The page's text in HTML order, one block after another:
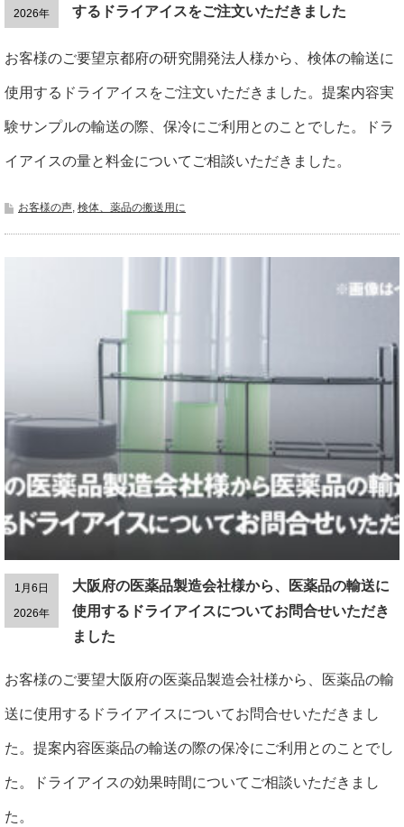
2026年
するドライアイスをご注文いただきました
お客様のご要望京都府の研究開発法人様から、検体の輸送に
使用するドライアイスをご注文いただきました。提案内容実
験サンプルの輸送の際、保冷にご利用とのことでした。ドラ
イアイスの量と料金についてご相談いただきました。
お客様の声, 検体、薬品の搬送用に
1月6日
2026年
大阪府の医薬品製造会社様から、医薬品の輸送に
使用するドライアイスについてお問合せいただき
ました
お客様のご要望大阪府の医薬品製造会社様から、医薬品の輸
送に使用するドライアイスについてお問合せいただきまし
た。提案内容医薬品の輸送の際の保冷にご利用とのことでし
た。ドライアイスの効果時間についてご相談いただきまし
た。